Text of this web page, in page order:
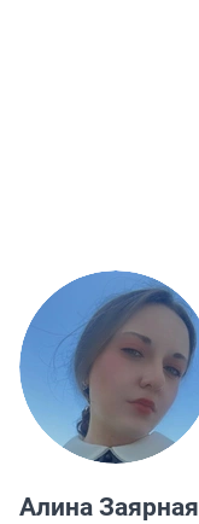
Алина Заярная